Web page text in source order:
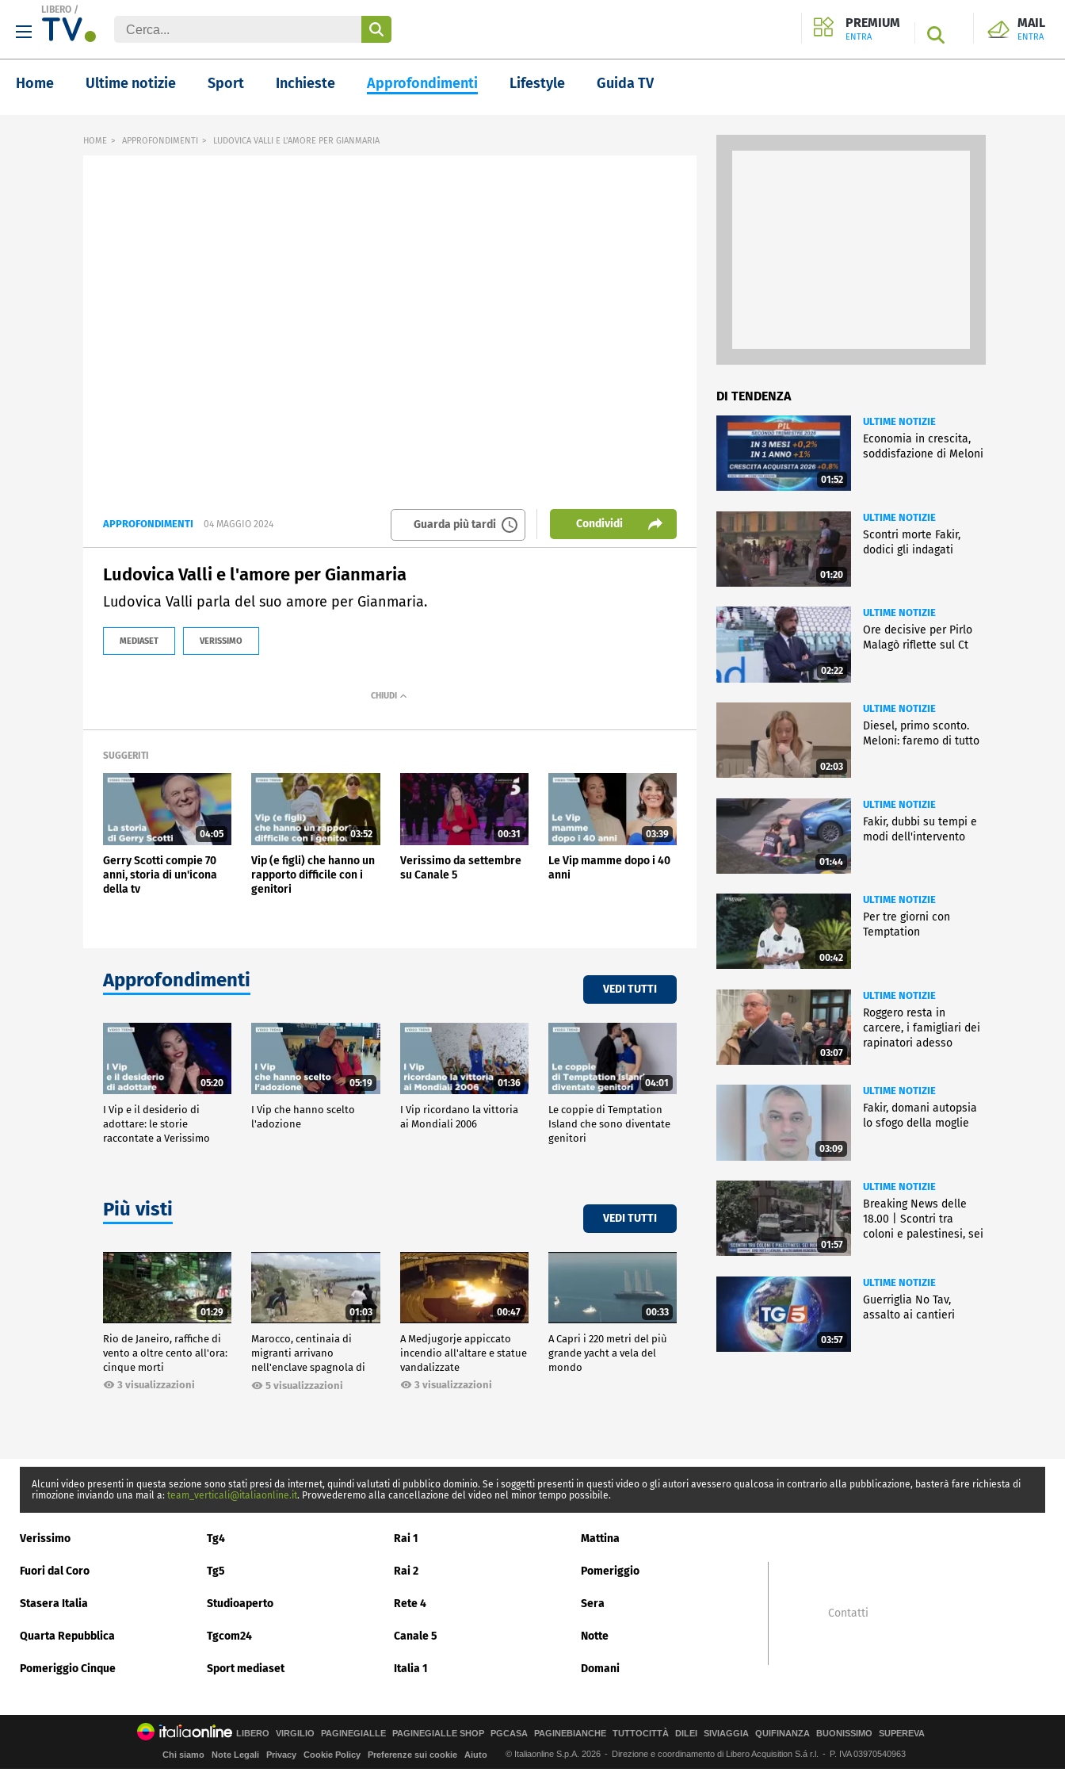
LIBERO /
PREMIUM
ENTRA SEARCH
MAIL
ENTRA
Home Ultime notizie Sport Inchieste Approfondimenti Lifestyle Guida TV
HOME APPROFONDIMENTI LUDOVICA VALLI E L'AMORE PER GIANMARIA
APPROFONDIMENTI 04 MAGGIO 2024 Guarda più tardi Condividi
Ludovica Valli e l'amore per Gianmaria
Ludovica Valli parla del suo amore per Gianmaria.
MEDIASET VERISSIMO
SUGGERITI
04:05
Gerry Scotti compie 70
anni, storia di un'icona
della tv
03:52
Vip (e figli) che hanno un
rapporto difficile con i
genitori
00:31
Verissimo da settembre
su Canale 5
03:39
Le Vip mamme dopo i 40
anni
Approfondimenti VEDI TUTTI
05:20
I Vip e il desiderio di
adottare: le storie
raccontate a Verissimo
05:19
I Vip che hanno scelto
l'adozione
01:36
I Vip ricordano la vittoria
ai Mondiali 2006
04:01
Le coppie di Temptation
Island che sono diventate
genitori
Più visti VEDI TUTTI
01:29
Rio de Janeiro, raffiche di
vento a oltre cento all'ora:
cinque morti
3 visualizzazioni
01:03
Marocco, centinaia di
migranti arrivano
nell'enclave spagnola di
Ceuta5 visualizzazioni
00:47
A Medjugorje appiccato
incendio all'altare e statue
vandalizzate
3 visualizzazioni
00:33
A Capri i 220 metri del più
grande yacht a vela del
mondo
DI TENDENZA
01:52
ULTIME NOTIZIE
Economia in crescita,
soddisfazione di Meloni
01:20
ULTIME NOTIZIE
Scontri morte Fakir,
dodici gli indagati
02:22
ULTIME NOTIZIE
Ore decisive per Pirlo
Malagò riflette sul Ct
02:03
ULTIME NOTIZIE
Diesel, primo sconto.
Meloni: faremo di tutto
01:44
ULTIME NOTIZIE
Fakir, dubbi su tempi e
modi dell'intervento
00:42
ULTIME NOTIZIE
Per tre giorni con
Temptation
03:07
ULTIME NOTIZIE
Roggero resta in
carcere, i famigliari dei
rapinatori adesso
03:09
ULTIME NOTIZIE
Fakir, domani autopsia
lo sfogo della moglie
01:57
ULTIME NOTIZIE
Breaking News delle
18.00 | Scontri tra
coloni e palestinesi, sei
03:57
ULTIME NOTIZIE
Guerriglia No Tav,
assalto ai cantieri
Alcuni video presenti in questa sezione sono stati presi da internet, quindi valutati di pubblico dominio. Se i soggetti presenti in questi video o gli autori avessero qualcosa in contrario alla pubblicazione, basterà fare richiesta di
rimozione inviando una mail a: team_verticali@italiaonline.it. Provvederemo alla cancellazione del video nel minor tempo possibile.
Verissimo Tg4 Rai 1 Mattina
Fuori dal Coro Tg5 Rai 2 Pomeriggio
Stasera Italia Studioaperto Rete 4 Sera
Quarta Repubblica Tgcom24 Canale 5 Notte
Pomeriggio Cinque Sport mediaset Italia 1 Domani
Contatti
LIBERO VIRGILIO PAGINEGIALLE PAGINEGIALLE SHOP PGCASA PAGINEBIANCHE TUTTOCITTÀ DILEI SIVIAGGIA QUIFINANZA BUONISSIMO SUPEREVA
Chi siamo Note Legali Privacy Cookie Policy Preferenze sui cookie Aiuto © Italiaonline S.p.A. 2026 Direzione e coordinamento di Libero Acquisition S.á r.l. P. IVA 03970540963